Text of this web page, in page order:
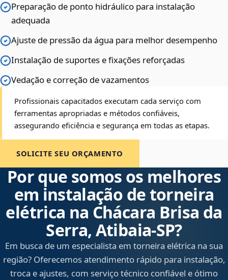
Preparação de ponto hidráulico para instalação
adequada
Ajuste de pressão da água para melhor desempenho
Instalação de suportes e fixações reforçadas
Vedação e correção de vazamentos
Profissionais capacitados executam cada serviço com
ferramentas apropriadas e métodos confiáveis,
assegurando eficiência e segurança em todas as etapas.
SOLICITE SEU ORÇAMENTO
Por que somos os melhores
em instalação de torneira
elétrica na Chácara Brisa da
Serra, Atibaia‑SP?
Em busca de um especialista em torneira elétrica na sua
região? Oferecemos atendimento rápido para instalação,
troca e ajustes, com serviço técnico confiável e ótimo